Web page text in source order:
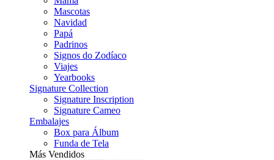
Mascotas
Navidad
Papá
Padrinos
Signos do Zodíaco
Viajes
Yearbooks
Signature Collection
Signature Inscription
Signature Cameo
Embalajes
Box para Álbum
Funda de Tela
Más Vendidos